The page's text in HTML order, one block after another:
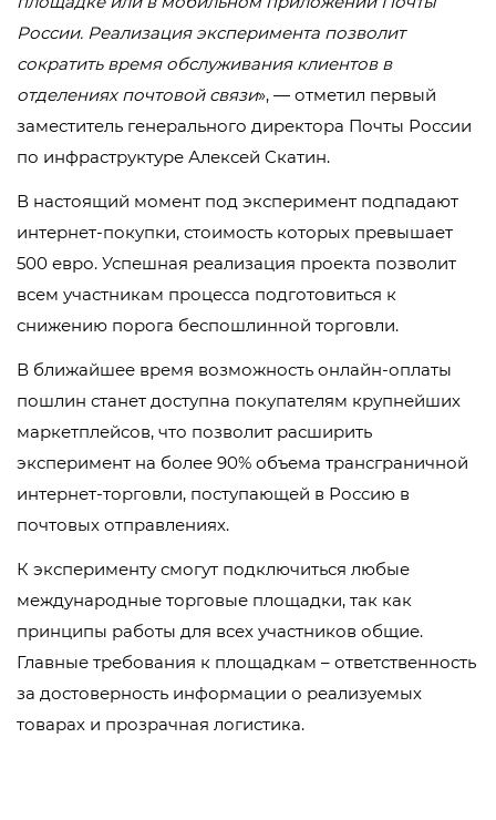
России. Реализация эксперимента позволит
сократить время обслуживания клиентов в
отделениях почтовой связи», — отметил первый
заместитель генерального директора Почты России
по инфраструктуре Алексей Скатин.
В настоящий момент под эксперимент подпадают
интернет-покупки, стоимость которых превышает
500 евро. Успешная реализация проекта позволит
всем участникам процесса подготовиться к
снижению порога беспошлинной торговли.
В ближайшее время возможность онлайн-оплаты
пошлин станет доступна покупателям крупнейших
маркетплейсов, что позволит расширить
эксперимент на более 90% объема трансграничной
интернет-торговли, поступающей в Россию в
почтовых отправлениях.
К эксперименту смогут подключиться любые
международные торговые площадки, так как
принципы работы для всех участников общие.
Главные требования к площадкам – ответственность
за достоверность информации о реализуемых
товарах и прозрачная логистика.